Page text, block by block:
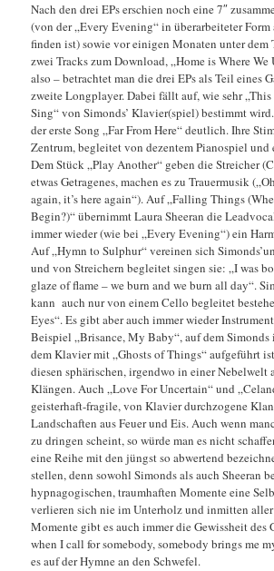
Nach den drei EPs erschien noch eine 7″
(von der „Every Evening“ in überarbeiteter
finden ist) sowie vor einigen Monaten unter dem
zwei Tracks zum Download, „Home is Where We
also – betrachtet man die drei EPs als Teil eines
zweite Longplayer. Dabei fällt auf, wie sehr „This
Sing“ von Simonds’ Klavier(spiel) bestimmt
der erste Song „Far From Here“ deutlich. Ihre
Zentrum, begleitet von dezentem Pianospiel und
Dem Stück „Play Another“ geben die Streicher
etwas Getragenes, machen es zu Trauermusik
again, it’s here again“). Auf „Falling Things
Begin?)“ übernimmt Laura Sheeran die
immer wieder (wie bei „Every Evening“) ein
Auf „Hymn to Sulphur“ vereinen sich
und von Streichern begleitet singen sie: „I was
glaze of flame – we burn and we burn all day“.
kann auch nur von einem Cello begleitet
Eyes“. Es gibt aber auch immer wieder
Beispiel „Brisance, My Baby“, auf dem Simonds
dem Klavier mit „Ghosts of Things“ aufgeführt
diesen sphärischen, irgendwo in einer Nebelwelt
Klängen. Auch „Love For Uncertain“ und
geisterhaft-fragile, von Klavier durchzogene
Landschaften aus Feuer und Eis. Auch wenn
zu dringen scheint, so würde man es nicht
eine Reihe mit den jüngst so abwertend
stellen, denn sowohl Simonds als auch Sheeran
hypnagogischen, traumhaften Momente eine
verlieren sich nie im Unterholz und inmitten aller
Momente gibt es auch immer die Gewissheit des
when I call for somebody, somebody brings me
es auf der Hymne an den Schwefel.